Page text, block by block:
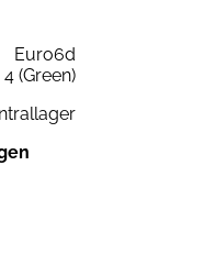
Euro6d
4 (Green)